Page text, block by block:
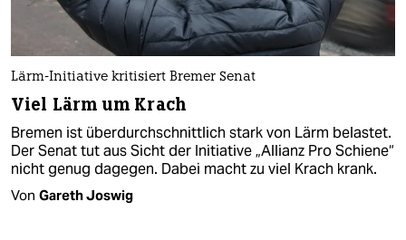
Lärm-Initiative kritisiert Bremer Senat
Viel Lärm um Krach
Bremen ist überdurchschnittlich stark von Lärm belastet.
Der Senat tut aus Sicht der Initiative „Allianz Pro Schiene“
nicht genug dagegen. Dabei macht zu viel Krach krank.
Von Gareth Joswig